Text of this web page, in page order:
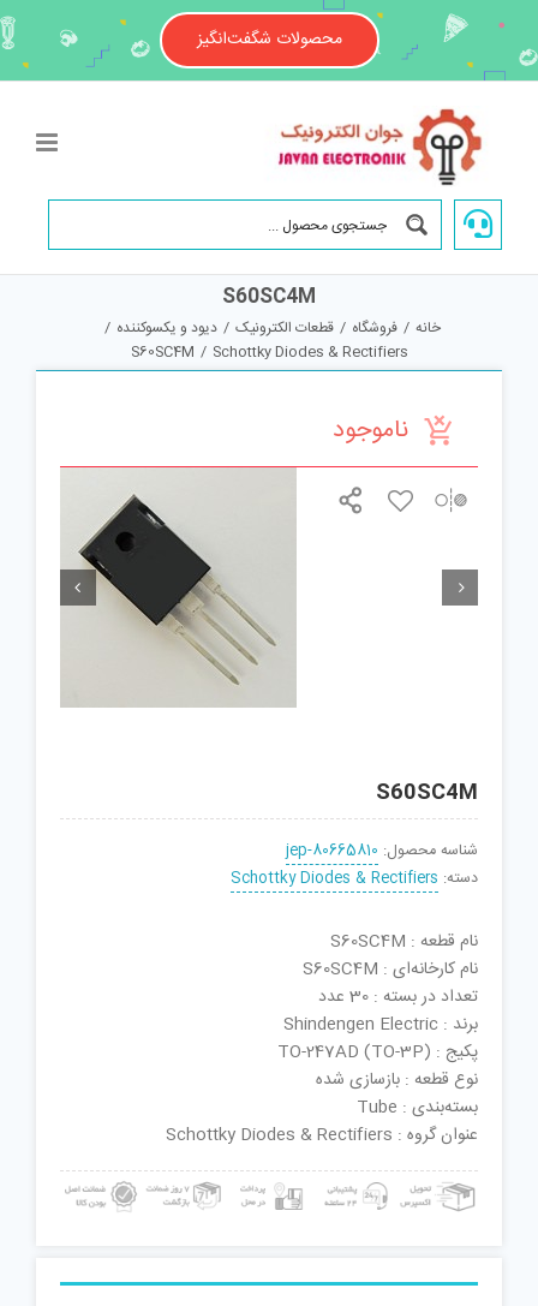
content
محصولات شگفت‌انگیز
S60SC4M
خانه / فروشگاه / قطعات الکترونیک / دیود و یکسوکننده /
Schottky Diodes & Rectifiers
/
S60SC4M
ناموجود
 
S60SC4M
شناسه محصول: jep-80665810
دسته: Schottky Diodes & Rectifiers
نام قطعه : S60SC4M
نام کارخانه‌ای : S60SC4M
تعداد در بسته : 30 عدد
برند : Shindengen Electric
پکیج : TO-247AD (TO-3P)
نوع قطعه : بازسازی شده
بسته‌بندی : Tube
عنوان گروه : Schottky Diodes & Rectifiers